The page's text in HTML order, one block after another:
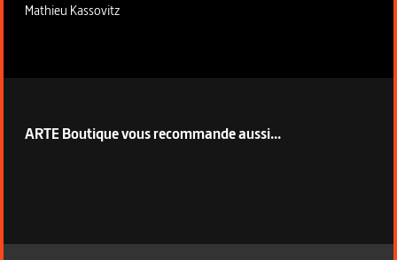
Mathieu Kassovitz
ARTE Boutique vous recommande aussi...